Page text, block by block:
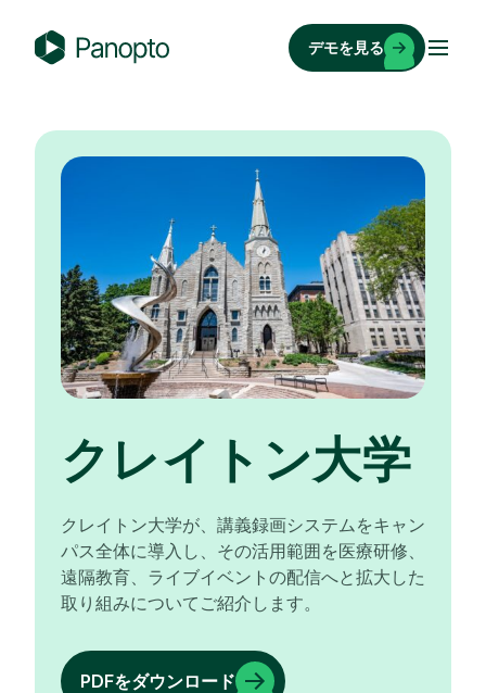
n
デモを見る
クレイトン大学
クレイトン大学が、講義録画システムをキャン
パス全体に導入し、その活用範囲を医療研修、
遠隔教育、ライブイベントの配信へと拡大した
取り組みについてご紹介します。
PDFをダウンロード